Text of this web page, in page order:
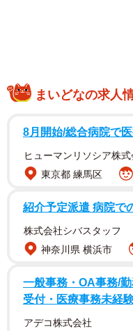
長芋の中心に「割り
なんと、使うのは「割
刺して、普段通りにピ
として活用することで
きには、割り箸を刺し
まいどなの求人
8月開始/総合病院で
ヒューマンリソシア株式
東京都 練馬区
紹介予定派遣 病院で
株式会社シバスタッフ
神奈川県 横浜市
一般事務・OA事務/
受付・医療事務未経
アデコ株式会社